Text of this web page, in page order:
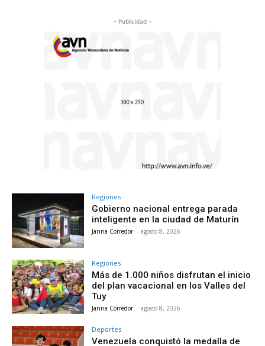
- Publicidad -
Regiones
Gobierno nacional entrega parada
inteligente en la ciudad de Maturín
Janna Corredor - agosto 8, 2026
Regiones
Más de 1.000 niños disfrutan el inicio
del plan vacacional en los Valles del
Tuy
Janna Corredor - agosto 8, 2026
Deportes
Venezuela conquistó la medalla de